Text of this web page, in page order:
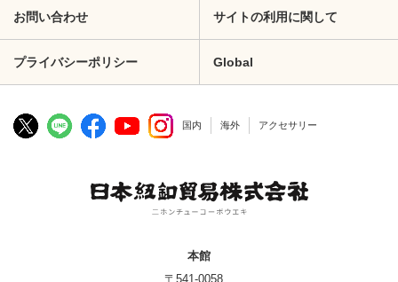
お問い合わせ サイトの利用に関して
プライバシーポリシー Global
国内 海外 アクセサリー
本館
〒541-0058